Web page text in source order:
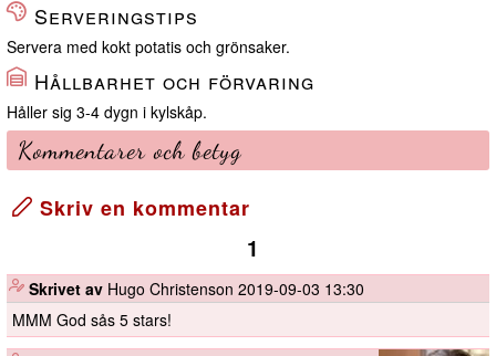
Serveringstips
Servera med kokt potatis och grönsaker.
Hållbarhet och förvaring
Håller sig 3-4 dygn i kylskåp.
Kommentarer och betyg
Skriv en kommentar
1
Skrivet av Hugo Christenson 2019-09-03 13:30
MMM God sås 5 stars!